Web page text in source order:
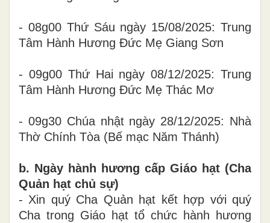
- 08g00 Thứ Sáu ngày 15/08/2025: Trung
Tâm Hành Hương Đức Mẹ Giang Sơn
- 09g00 Thứ Hai ngày 08/12/2025: Trung
Tâm Hành Hương Đức Mẹ Thác Mơ
- 09g30 Chúa nhật ngày 28/12/2025: Nhà
Thờ Chính Tòa (Bế mạc Năm Thánh)
b. Ngày hành hương cấp Giáo hạt (Cha
Quản hạt chủ sự)
- Xin quý Cha Quản hạt kết hợp với quý
Cha trong Giáo hạt tổ chức hành hương